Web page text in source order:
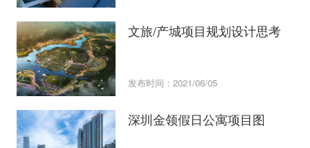
文旅/产城项目规划设计思考
发布时间：2021/06/05
深圳金领假日公寓项目图